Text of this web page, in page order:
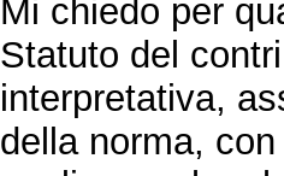
Mi chiedo per
Statuto del
interpretativa,
della norma,